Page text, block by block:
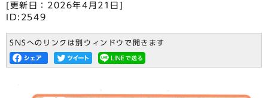
[更新日：2026年4月21日]
ID:2549
SNSへのリンクは別ウィンドウで開きます